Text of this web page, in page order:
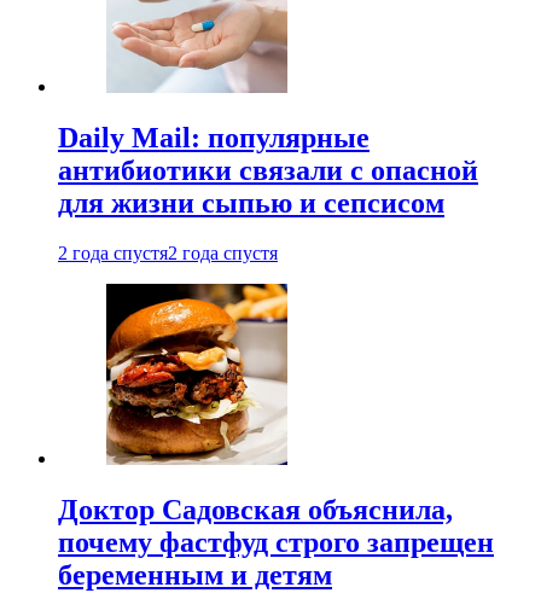
Daily Mail: популярные
антибиотики связали с опасной
для жизни сыпью и сепсисом
2 года спустя2 года спустя
Доктор Садовская объяснила,
почему фастфуд строго запрещен
беременным и детям